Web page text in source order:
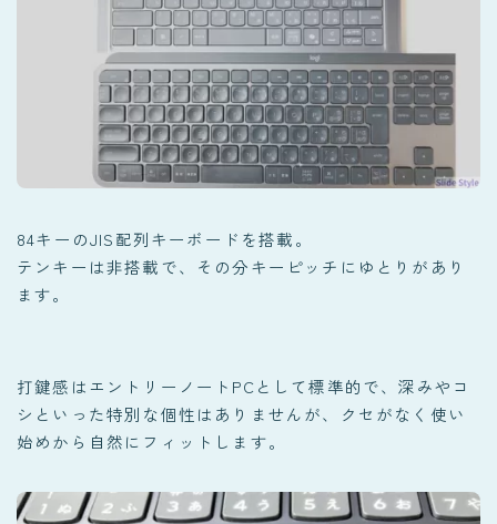
84キーのJIS配列キーボードを搭載。
テンキーは非搭載で、その分キーピッチにゆとりがあり
ます。
打鍵感はエントリーノートPCとして標準的で、深みやコ
シといった特別な個性はありませんが、クセがなく使い
始めから自然にフィットします。